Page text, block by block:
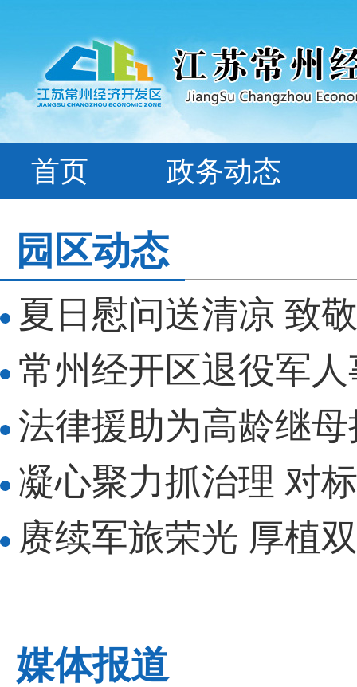
首页 政务动态
园区动态
夏日慰问送清凉 致
常州经开区退役军
法律援助为高龄继母
凝心聚力抓治理 对
赓续军旅荣光 厚植
媒体报道